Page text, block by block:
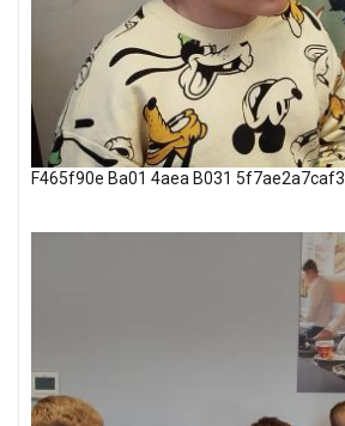
F465f90e Ba01 4aea B031 5f7ae2a7caf3